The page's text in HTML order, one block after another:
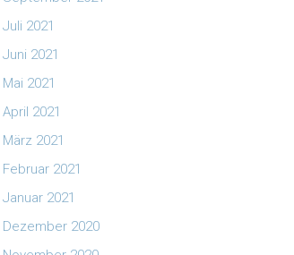
Juli 2021
Juni 2021
Mai 2021
April 2021
März 2021
Februar 2021
Januar 2021
Dezember 2020